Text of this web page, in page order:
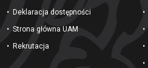
Deklaracja dostępności
Strona główna UAM
Rekrutacja